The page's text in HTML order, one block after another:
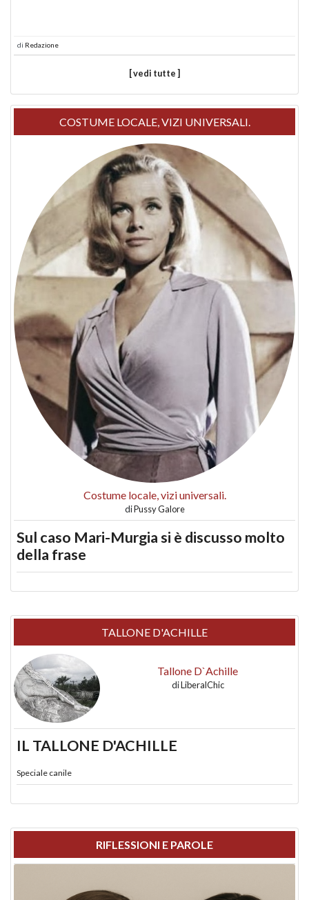
di Redazione
[ vedi tutte ]
COSTUME LOCALE, VIZI UNIVERSALI.
Costume locale, vizi universali.
diPussy Galore
Sul caso Mari-Murgia si è discusso molto
della frase
TALLONE D'ACHILLE
Tallone D`Achille
diLiberalChic
IL TALLONE D'ACHILLE
Speciale canile
RIFLESSIONI E PAROLE